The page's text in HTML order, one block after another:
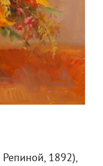
Репиной, 1892),